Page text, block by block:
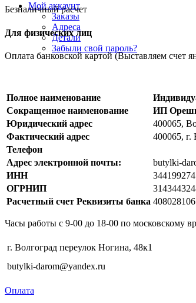
Мой аккаунт
Заказы
Адреса
Детали
Забыли свой пароль?
Безналичный расчет
Для физических лиц
Оплата банковской картой (Выставляем счет
Полное наименование
Сокращенное наименование
ИП
Юридический адрес
400065,
Фактический адрес
400065, г.
Телефон
Адрес электронной почты:
butylki-
ИНН
ОГРНИП
Расчетный счет Реквизиты банка
Часы работы с 9-00 до 18-00 по московскому
г. Волгоград переулок Ногина, 48к1
butylki-darom@yandex.ru
Оплата